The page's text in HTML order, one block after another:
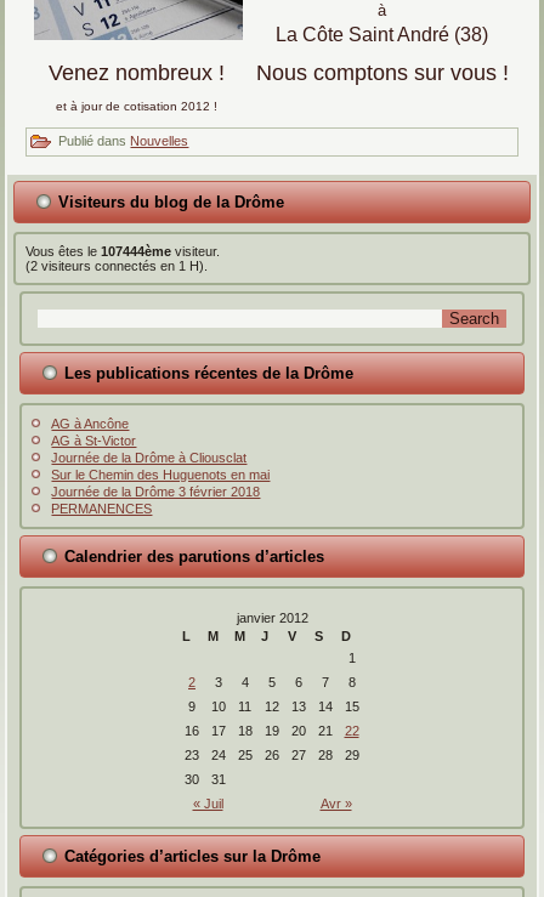
à
La Côte Saint André (38)
Venez nombreux !
et à jour de cotisation 2012 !
Nous comptons sur vous !
Publié dans Nouvelles
Visiteurs du blog de la Drôme
Vous êtes le107444ème visiteur.
(2 visiteurs connectés en 1 H).
Les publications récentes de la Drôme
AG à Ancône
AG à St-Victor
Journée de la Drôme à Cliousclat
Sur le Chemin des Huguenots en mai
Journée de la Drôme 3 février 2018
PERMANENCES
Calendrier des parutions d’articles
janvier 2012
L
M M J V S D
« Juil Avr »
1
2
3 4 5 6 7
8
9
10 11 12 13 14
15
16
17 18 19 20 21
22
23
24 25 26 27 28
29
30
31
Catégories d’articles sur la Drôme